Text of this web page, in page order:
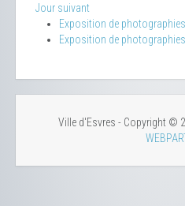
Jour suivant
Exposition de photographies
Exposition de photographies
Ville d'Esvres - Copyright ©